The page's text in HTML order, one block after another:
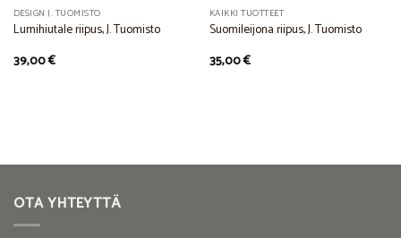
DESIGN J. TUOMISTO
Lumihiutale riipus, J. Tuomisto
39,00€
KAIKKI TUOTTEET
Suomileijona riipus, J. Tuomisto
35,00€
OTA YHTEYTTÄ